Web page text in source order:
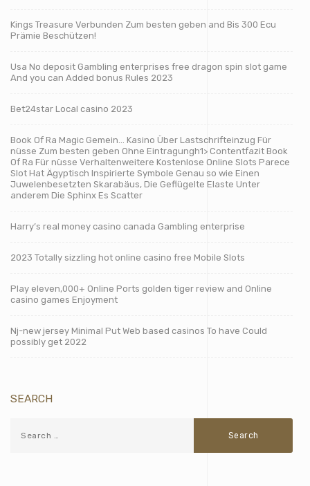
Kings Treasure Verbunden Zum besten geben and Bis 300 Ecu
Prämie Beschützen!
Usa No deposit Gambling enterprises free dragon spin slot game
And you can Added bonus Rules 2023
Bet24star Local casino 2023
Book Of Ra Magic Gemein… Kasino Über Lastschrifteinzug Für
nüsse Zum besten geben Ohne Eintragungh1> Contentfazit Book
Of Ra Für nüsse Verhaltenweitere Kostenlose Online Slots Parece
Slot Hat Ägyptisch Inspirierte Symbole Genau so wie Einen
Juwelenbesetzten Skarabäus, Die Geflügelte Elaste Unter
anderem Die Sphinx Es Scatter
Harry’s real money casino canada Gambling enterprise
2023 Totally sizzling hot online casino free Mobile Slots
Play eleven,000+ Online Ports golden tiger review and Online
casino games Enjoyment
Nj-new jersey Minimal Put Web based casinos To have Could
possibly get 2022
SEARCH